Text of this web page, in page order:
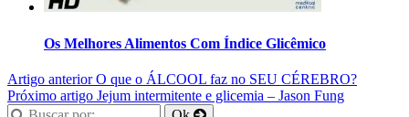
Os Melhores Alimentos Com Índice Glicêmico
Artigo anteriorO que o ÁLCOOL faz no SEU CÉREBRO?
Próximo artigo Jejum intermitente e glicemia – Jason Fung